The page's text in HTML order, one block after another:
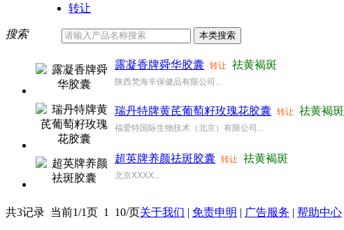
转让
搜索
露凝香牌舜华胶囊 转让 祛黄褐斑
陕西梵海辛保健品有限公司...
瑞丹特牌黄芪葡萄籽玫瑰花胶囊 转让 祛黄褐斑
福爱特国际生物技术（北京）有限公司...
超英牌养颜祛斑胶囊 转让 祛黄褐斑
北京XXXX...
共3记录 当前1/1页 1 10/页关于我们 | 免责申明 | 广告服务 | 帮助中心